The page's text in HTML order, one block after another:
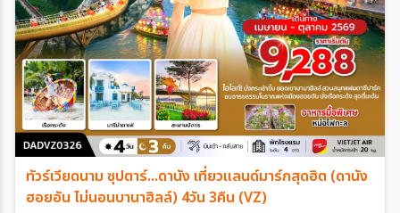
ทัวร์เวียดนาม ซุปตาร์...ดานัง เที่ยวแลนด์มาร์กสุดฮิต (ดานัง
ฮอยอัน ไม่นอนบานาฮิลล์) 4วัน 3คืน (VZ)